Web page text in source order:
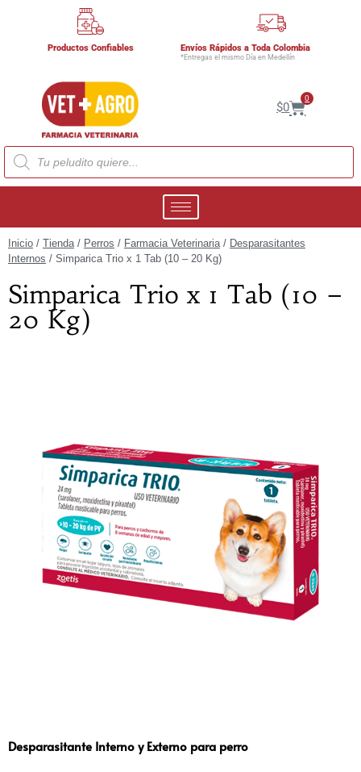
Productos Confiables Envíos Rápidos a Toda Colombia
*Entregas el mismo Día en Medellín
$0
0
Inicio / Tienda/ Perros / Farmacia Veterinaria/ Desparasitantes
Internos / Simparica Trio x 1 Tab (10 – 20 Kg)
Simparica Trio x 1 Tab (10 –
20 Kg)
Desparasitante Interno y Externo para perro